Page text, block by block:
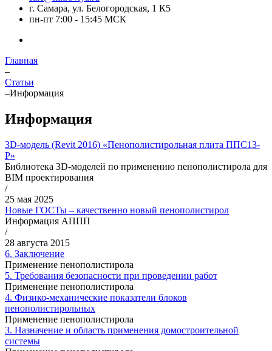
г. Самара, ул. Белогородская, 1 К5
пн-пт 7:00 - 15:45 МСК
Главная
–
Статьи
–Информация
Информация
3D-модель (Revit 2016) «Пенополистирольная плита ППС13-
Р»
Библиотека 3D-моделей по применению пенополистирола для
BIM проектирования
/
25 мая 2025
Новые ГОСТы – качественно новый пенополистирол
Информация АППП
/
28 августа 2015
6. Заключение
Применение пенополистирола
5. Требования безопасности при проведении работ
Применение пенополистирола
4. Физико-механические показатели блоков
пенополистирольных
Применение пенополистирола
3. Назначение и область применения домостроительной
системы